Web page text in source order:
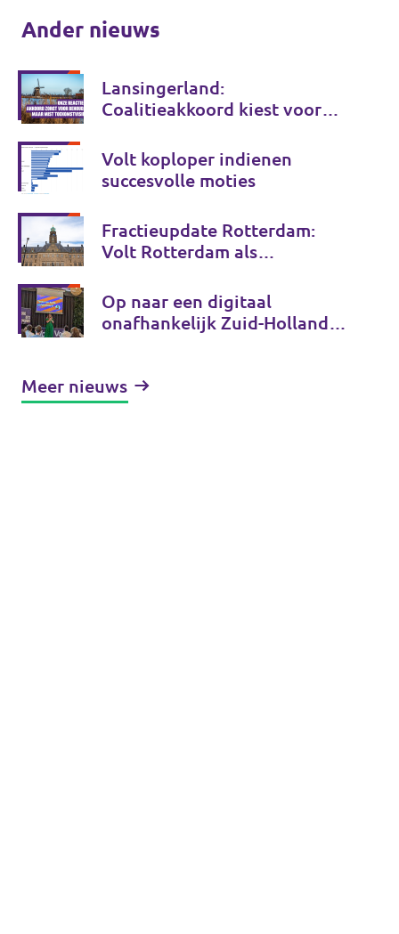
Ander nieuws
Lansingerland:
Coalitieakkoord kiest voor
voor de toekomst
Volt koploper indienen
succesvolle moties
Fractieupdate Rotterdam:
Volt Rotterdam als
Op naar een digitaal
onafhankelijk Zuid-Holland
Zuid-Holland
Meer nieuws